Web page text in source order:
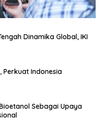
Dinamika Global, IKI
Perkuat Indonesia
Sebagai Upaya